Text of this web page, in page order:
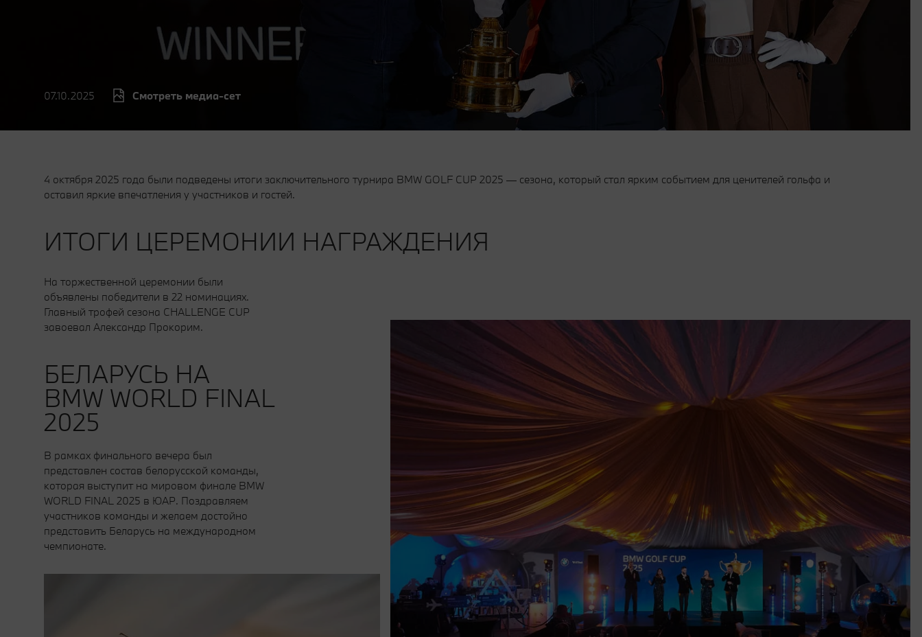
07.10.2025 Смотреть медиа-сет
4 октября 2025 года были подведены итоги заключительного турнира BMW GOLF CUP 2025 — сезона, который стал ярким событием для ценителей гольфа и
оставил яркие впечатления у участников и гостей.
ИТОГИ ЦЕРЕМОНИИ НАГРАЖДЕНИЯ
На торжественной церемонии были
объявлены победители в 22 номинациях.
Главный трофей сезона CHALLENGE CUP
завоевал Александр Прокорим.
БЕЛАРУСЬ НА
BMW WORLD FINAL
2025
В рамках финального вечера был
представлен состав белорусской команды,
которая выступит на мировом финале BMW
WORLD FINAL 2025 в ЮАР. Поздравляем
участников команды и желаем достойно
представить Беларусь на международном
чемпионате.